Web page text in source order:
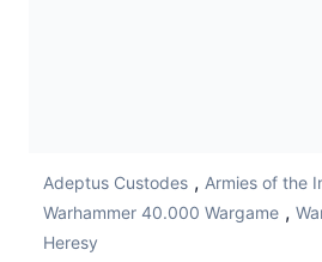
Adeptus Custodes , Armies of the
Warhammer 40.000 Wargame ,
Heresy